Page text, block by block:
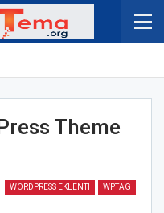
Theme
WORDPRESS EKLENTI WPTAG